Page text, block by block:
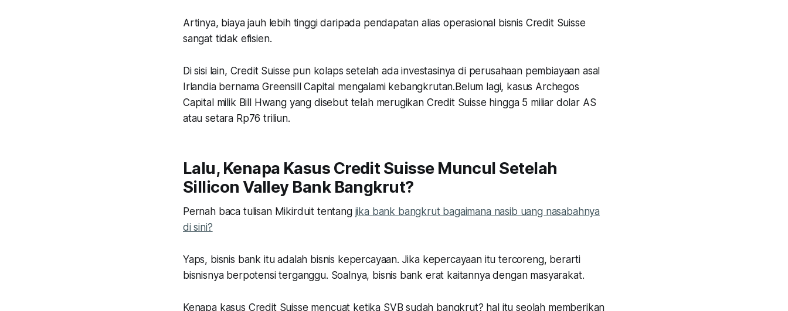
Artinya, biaya jauh lebih tinggi daripada pendapatan alias operasional bisnis Credit Suisse
sangat tidak efisien.
Di sisi lain, Credit Suisse pun kolaps setelah ada investasinya di perusahaan pembiayaan asal
Irlandia bernama Greensill Capital mengalami kebangkrutan.Belum lagi, kasus Archegos
Capital milik Bill Hwang yang disebut telah merugikan Credit Suisse hingga 5 miliar dolar AS
atau setara Rp76 triliun.
Lalu, Kenapa Kasus Credit Suisse Muncul Setelah
Sillicon Valley Bank Bangkrut?
Pernah baca tulisan Mikirduit tentang jika bank bangkrut bagaimana nasib uang nasabahnya
di sini?
Yaps, bisnis bank itu adalah bisnis kepercayaan. Jika kepercayaan itu tercoreng, berarti
bisnisnya berpotensi terganggu. Soalnya, bisnis bank erat kaitannya dengan masyarakat.
Kenapa kasus Credit Suisse mencuat ketika SVB sudah bangkrut? hal itu seolah memberikan